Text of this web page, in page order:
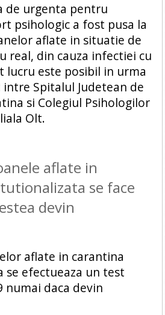
de urgenta pentru
psihologic a fost pusa la
aflate in situatie de
real, din cauza infectiei cu
lucru este posibil in urma
Spitalul Judetean de
si Colegiul Psihologilor
Olt.
aflate in
se face
devin
aflate in carantina
efectueaza un test
numai daca devin